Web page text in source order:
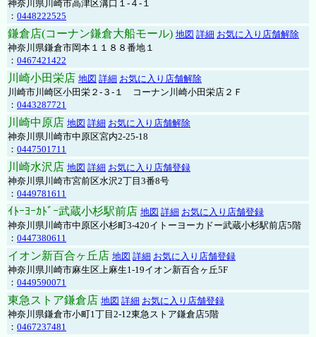
神奈川県川崎市高津区溝口１-４-１
： 0448222525
鎌倉店(コーナン鎌倉大船モール) 地図 詳細 お気に入り店舗解除
神奈川県鎌倉市岡本１１８８番地１
： 0467421422
川崎小田栄店 地図 詳細 お気に入り店舗解除
川崎市川崎区小田栄２‐３‐１ コーナン川崎小田栄店２Ｆ
： 0443287721
川崎中原店 地図 詳細 お気に入り店舗解除
神奈川県川崎市中原区宮内2-25-18
： 0447501711
川崎水沢店 地図 詳細 お気に入り店舗登録
神奈川県川崎市宮前区水沢2丁目3番8号
： 0449781611
ｲﾄｰﾖｰｶﾄﾞｰ武蔵小杉駅前店 地図 詳細 お気に入り店舗登録
神奈川県川崎市中原区小杉町3-420イトーヨーカドー武蔵小杉駅前店5階
： 0447380611
イオン新百合ヶ丘店 地図 詳細 お気に入り店舗登録
神奈川県川崎市麻生区上麻生1-19イオン新百合ヶ丘5F
： 0449590071
東急ストア鎌倉店 地図 詳細 お気に入り店舗登録
神奈川県鎌倉市小町1丁目2-12東急ストア鎌倉店5階
： 0467237481